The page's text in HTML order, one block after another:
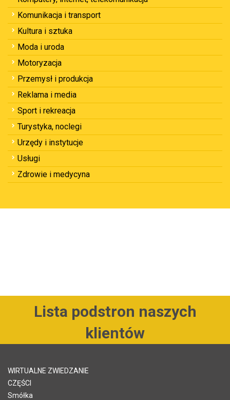
Komunikacja i transport
Kultura i sztuka
Moda i uroda
Motoryzacja
Przemysł i produkcja
Reklama i media
Sport i rekreacja
Turystyka, noclegi
Urzędy i instytucje
Usługi
Zdrowie i medycyna
Lista podstron naszych
klientów
WIRTUALNE ZWIEDZANIE
CZĘŚCI
Smółka